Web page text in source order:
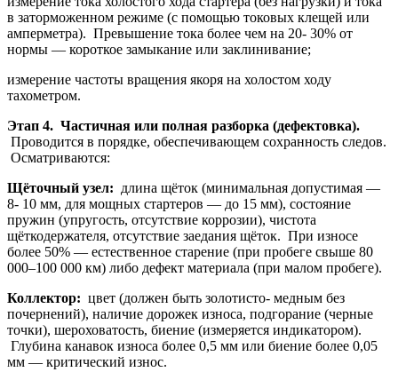
в заторможенном режиме (с помощью токовых клещей или
амперметра). Превышение тока более чем на 20- 30% от
нормы — короткое замыкание или заклинивание;
измерение частоты вращения якоря на холостом ходу
тахометром.
Этап 4. Частичная или полная разборка (дефектовка).
Проводится в порядке, обеспечивающем сохранность следов.
Осматриваются:
Щёточный узел: длина щёток (минимальная допустимая —
8- 10 мм, для мощных стартеров — до 15 мм), состояние
пружин (упругость, отсутствие коррозии), чистота
щёткодержателя, отсутствие заедания щёток. При износе
более 50% — естественное старение (при пробеге свыше 80
000–100 000 км) либо дефект материала (при малом пробеге).
Коллектор: цвет (должен быть золотисто- медным без
почернений), наличие дорожек износа, подгорание (черные
точки), шероховатость, биение (измеряется индикатором).
Глубина канавок износа более 0,5 мм или биение более 0,05
мм — критический износ.